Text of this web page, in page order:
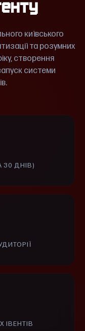
київського
та розумних
створення
системи
ДНІВ)